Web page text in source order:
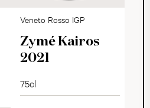
Veneto Rosso IGP
Zymé Kairos
2021
75cl